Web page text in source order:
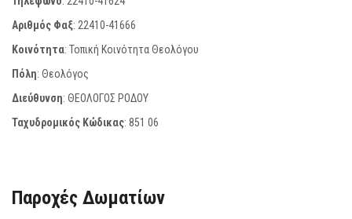
Αριθμός Φαξ: 22410-41666
Κοινότητα: Τοπική Κοινότητα Θεολόγου
Πόλη: Θεολόγος
Διεύθυνση: ΘΕΟΛΟΓΟΣ ΡΟΔΟΥ
Ταχυδρομικός Κώδικας: 851 06
Παροχές Δωματίων